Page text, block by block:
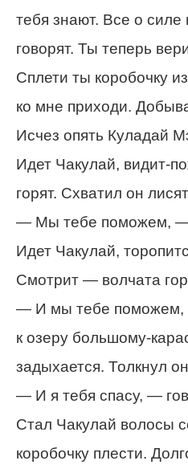
тебя знают. Все о силе
говорят. Ты теперь
Сплети ты коробочку
ко мне приходи.
Исчез опять Куладай
Идет Чакулай, видит-
горят. Схватил он
— Мы тебе поможем, —
Идет Чакулай,
Смотрит — волчата
— И мы тебе поможем,
к озеру большому-
задыхается. Толкнул
— И я тебя спасу, —
Стал Чакулай волосы
коробочку плести.